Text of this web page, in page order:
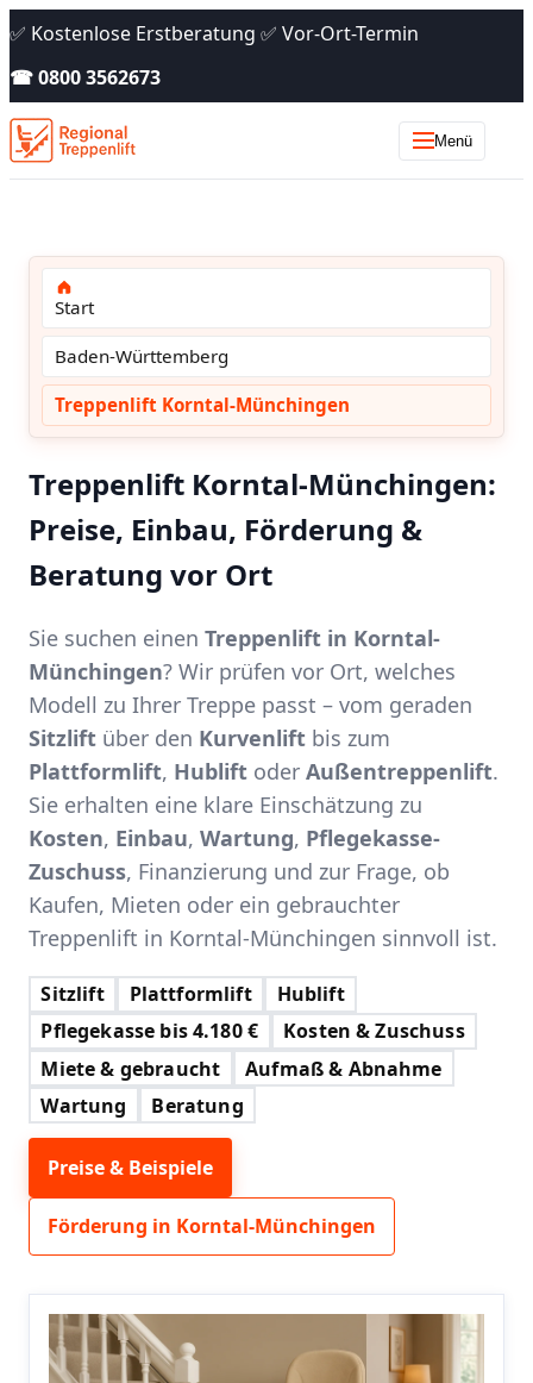
✅ Kostenlose Erstberatung ✅ Vor-Ort-Termin
☎ 0800 3562673
Menü
Start
Baden-Württemberg
Treppenlift Korntal-Münchingen
Treppenlift Korntal-Münchingen:
Preise, Einbau, Förderung &
Beratung vor Ort
Sie suchen einen Treppenlift in Korntal-
Münchingen? Wir prüfen vor Ort, welches
Modell zu Ihrer Treppe passt – vom geraden
Sitzlift über den Kurvenlift bis zum
Plattformlift, Hublift oder Außentreppenlift.
Sie erhalten eine klare Einschätzung zu
Kosten, Einbau, Wartung, Pflegekasse-
Zuschuss, Finanzierung und zur Frage, ob
Kaufen, Mieten oder ein gebrauchter
Treppenlift in Korntal-Münchingen sinnvoll ist.
Sitzlift Plattformlift
Hublift
Pflegekasse bis 4.180 €
Kosten & Zuschuss
Miete & gebraucht
Aufmaß & Abnahme
Wartung
Beratung
Preise & Beispiele
Förderung in Korntal-Münchingen